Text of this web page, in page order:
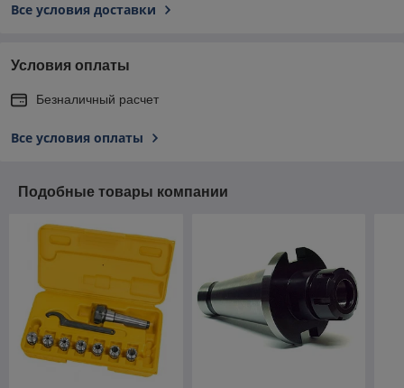
Все условия доставки
Условия оплаты
Безналичный расчет
Все условия оплаты
Подобные товары компании